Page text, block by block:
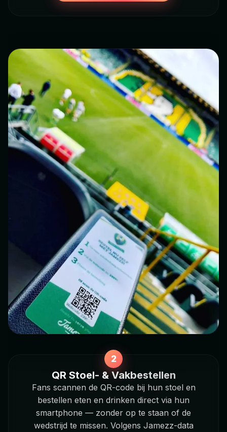
QR Stoel- & Vakbestellen
Fans scannen de QR-code bij hun stoel en
bestellen eten en drinken direct via hun
smartphone — zonder op te staan of de
wedstrijd te missen. Volgens Jamezz-data